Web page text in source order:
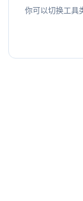
你可以切换工具